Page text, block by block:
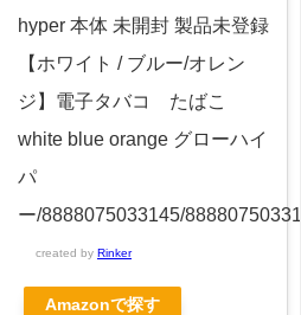
hyper 本体 未開封 製品未登録
【ホワイト / ブルー/オレン
ジ】電子タバコ たばこ
white blue orange グローハイ
パ
ー/8888075033145/
created by Rinker
Amazonで探す